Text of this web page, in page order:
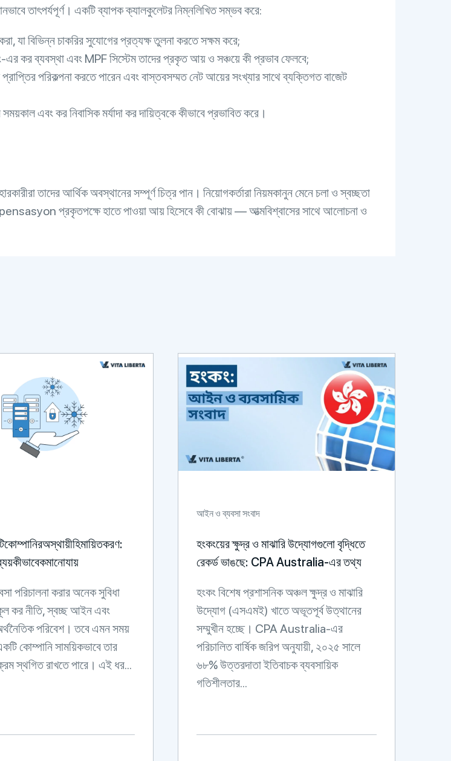
তাৎপর্যপূর্ণ। একটি ব্যাপক ক্যালকুলেটর নিম্নলিখিত সম্ভব করে:
যা বিভিন্ন চাকরির সুযোগের প্রত্যক্ষ তুলনা করতে সক্ষম করে;
এর কর ব্যবস্থা এবং MPF সিস্টেম তাদের প্রকৃত আয় ও সঞ্চয়ে কী প্রভাব ফেলবে;
প্রাপ্তির পরিকল্পনা করতে পারেন এবং বাস্তবসম্মত নেট আয়ের সংখ্যার সাথে ব্যক্তিগত বাজেট
এবং কর নিবাসিক মর্যাদা কর দায়িত্বকে কীভাবে প্রভাবিত করে।
তাদের আর্থিক অবস্থানের সম্পূর্ণ চিত্র পান। নিয়োগকর্তারা নিয়মকানুন মেনে চলা ও স্বচ্ছতা
প্রকৃতপক্ষে হাতে পাওয়া আয় হিসেবে কী বোঝায় — আত্মবিশ্বাসের সাথে আলোচনা ও
পরিচালনা করার অনেক সুবিধা
কর নীতি, স্বচ্ছ আইন এবং
পরিবেশ। তবে এমন সময়
কোম্পানি সাময়িকভাবে তার
স্থগিত রাখতে পারে। এই ধর...
আইন ও ব্যবসা সংবাদ
হংকংয়ের ক্ষুদ্র ও মাঝারি উদ্যোগগুলো বৃদ্ধিতে
রেকর্ড ভাঙছে: CPA Australia-এর তথ্য
হংকং বিশেষ প্রশাসনিক অঞ্চল ক্ষুদ্র ও মাঝারি
উদ্যোগ (এসএমই) খাতে অভূতপূর্ব উত্থানের
সম্মুখীন হচ্ছে। CPA Australia-এর
পরিচালিত বার্ষিক জরিপ অনুযায়ী, ২০২৫ সালে
৬৮% উত্তরদাতা ইতিবাচক ব্যবসায়িক
গতিশীলতার...